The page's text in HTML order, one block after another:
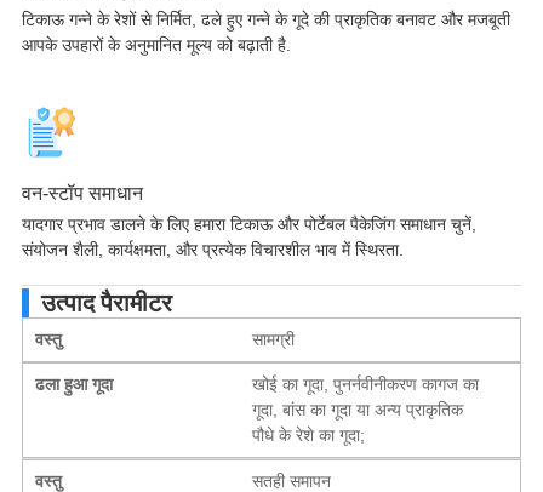
टिकाऊ गन्ने के रेशों से निर्मित, ढले हुए गन्ने के गूदे की प्राकृतिक बनावट और मजबूती
आपके उपहारों के अनुमानित मूल्य को बढ़ाती है.
वन-स्टॉप समाधान
यादगार प्रभाव डालने के लिए हमारा टिकाऊ और पोर्टेबल पैकेजिंग समाधान चुनें,
संयोजन शैली, कार्यक्षमता, और प्रत्येक विचारशील भाव में स्थिरता.
उत्पाद पैरामीटर
वस्तु सामग्री
ढला हुआ गूदा
खोई का गूदा, पुनर्नवीनीकरण कागज का
गूदा, बांस का गूदा या अन्य प्राकृतिक
पौधे के रेशे का गूदा;
वस्तु सतही समापन